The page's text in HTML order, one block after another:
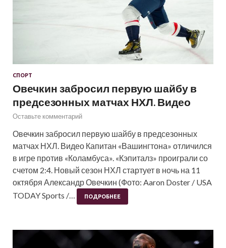
СПОРТ
Овечкин забросил первую шайбу в
предсезонных матчах НХЛ. Видео
Оставьте комментарий
Овечкин забросил первую шайбу в предсезонных
матчах НХЛ. Видео Капитан «Вашингтона» отличился
в игре против «Коламбуса». «Кэпиталз» проиграли со
счетом 2:4. Новый сезон НХЛ стартует в ночь на 11
октября Александр Овечкин (Фото: Aaron Doster / USA
TODAY Sports /…
ПОДРОБНЕЕ